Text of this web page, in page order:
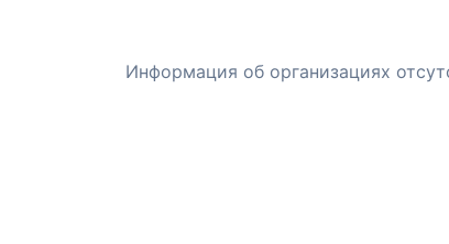
Информация об организациях